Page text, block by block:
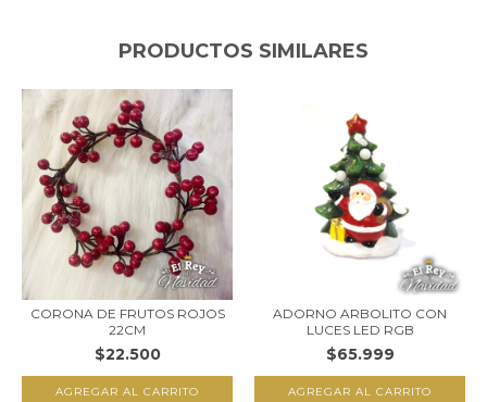
PRODUCTOS SIMILARES
CORONA DE FRUTOS ROJOS
22CM
$22.500
ADORNO ARBOLITO CON
LUCES LED RGB
$65.999